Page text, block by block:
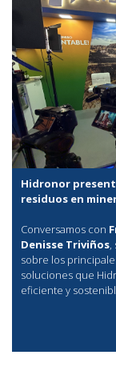
Hidronor
residuos en
Conversamos con
Denisse Triviños,
sobre los
soluciones que
eficiente y